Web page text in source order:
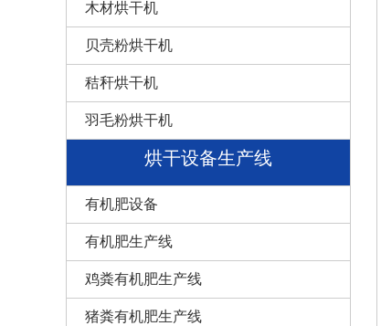
木材烘干机
贝壳粉烘干机
秸秆烘干机
羽毛粉烘干机
烘干设备生产线
有机肥设备
有机肥生产线
鸡粪有机肥生产线
猪粪有机肥生产线